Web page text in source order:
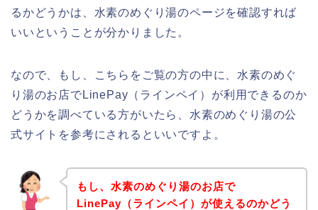
るかどうかは、水素のめぐり湯のページを確認すれば
いいということが分かりました。
なので、もし、こちらをご覧の方の中に、水素のめぐ
り湯のお店でLinePay（ラインペイ）が利用できるのか
どうかを調べている方がいたら、水素のめぐり湯の公
式サイトを参考にされるといいですよ。
もし、水素のめぐり湯のお店で
LinePay（ラインペイ）が使えるのかどう